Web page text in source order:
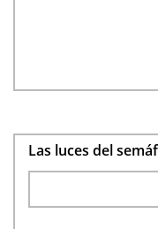
Las luces del